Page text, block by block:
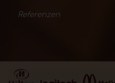
Referenzen